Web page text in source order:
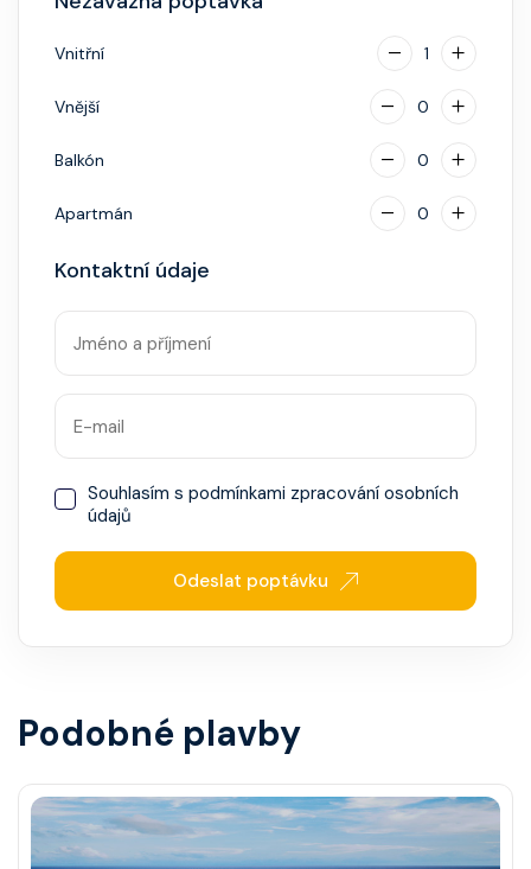
napojenou na vaši kreditní kartu nebo přes složenou
hotovostní zálohu.
Vnitřní 1
Vnější 0
Balkón 0
Apartmán 0
Kontaktní údaje
Souhlasím s podmínkami zpracování osobních
údajů
Odeslat poptávku
Podobné plavby